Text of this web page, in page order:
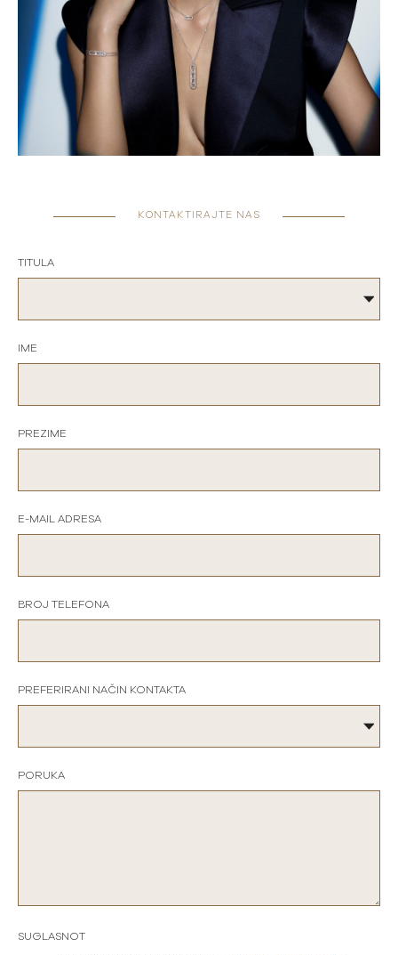
KONTAKTIRAJTE NAS
TITULA
IME
PREZIME
E-MAIL ADRESA
BROJ TELEFONA
PREFERIRANI NAČIN KONTAKTA
PORUKA
SUGLASNOT